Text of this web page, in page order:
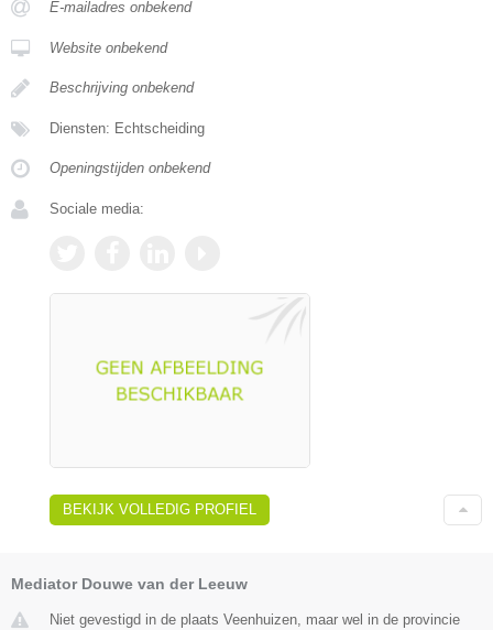
E-mailadres onbekend
Website onbekend
Beschrijving onbekend
Diensten: Echtscheiding
Openingstijden onbekend
Sociale media:
BEKIJK VOLLEDIG PROFIEL
Mediator Douwe van der Leeuw
Niet gevestigd in de plaats Veenhuizen, maar wel in de provincie